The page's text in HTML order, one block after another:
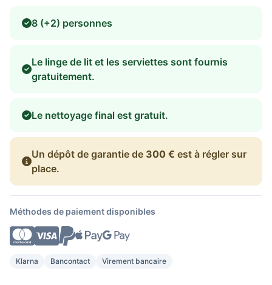
8 (+2) personnes
Le linge de lit et les serviettes sont fournis
gratuitement.
Le nettoyage final est gratuit.
Un dépôt de garantie de 300 € est à régler sur
place.
Méthodes de paiement disponibles
Klarna Bancontact Virement bancaire